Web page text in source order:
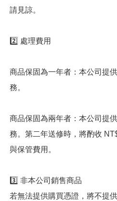
請見諒。
2️⃣ 處理費用
商品保固為一年者：本公司提
務。
商品保固為兩年者：本公司提
務。第二年送修時，將酌收
與保管費用。
3️⃣ 非本公司銷售商品
若無法提供購買憑證，將不提供